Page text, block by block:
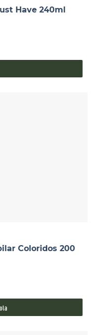
Have 240ml
Coloridos 200